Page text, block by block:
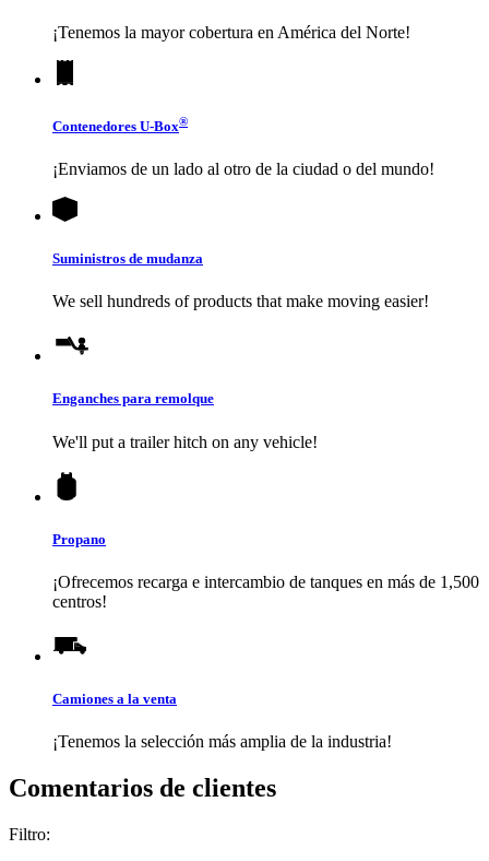
¡Tenemos la mayor cobertura en América del Norte!
Contenedores U-Box®
¡Enviamos de un lado al otro de la ciudad o del mundo!
Suministros de mudanza
We sell hundreds of products that make moving easier!
Enganches para remolque
We'll put a trailer hitch on any vehicle!
Propano
¡Ofrecemos recarga e intercambio de tanques en más de 1,500
centros!
Camiones a la venta
¡Tenemos la selección más amplia de la industria!
Comentarios de clientes
Filtro: